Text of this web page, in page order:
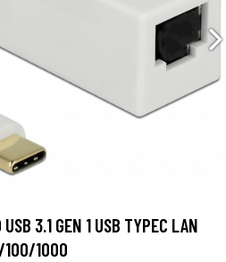
3.1 GEN 1 USB TYPEC LAN
100/1000